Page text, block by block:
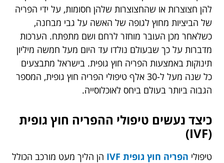
להן חצוצרות או שהחצוצרות שלהן חסומות, על ידי הפריה
של הביציות מחוץ לגופה של האשה על גבי מבחנה,
כשלאחר מכן העובר מוחזר לרחם ושם מתפתח. הערכות
מדברות על כך שבעולם נולדו עד היום מעל חמשה מיליון
תינוקות באמצעות הפריה חוץ גופית. בישראל מתבצעים
כל שנה מעל ל-30 אלף טיפולי הפריה חוץ גופית, המספר
הגבוה ביותר בעולם ביחס לאוכלוסייה.
כיצד נעשים טיפולי ההפריה חוץ גופית
(IVF)
טיפולי הפריה חוץ גופית IVF
הן הליך מעט מורכב הכולל